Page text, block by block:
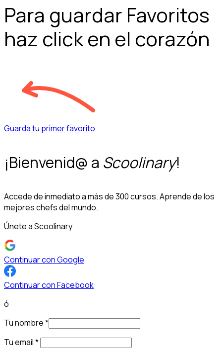
Para guardar Favoritos
haz click en el corazón
Guarda tu primer favorito
¡Bienvenid@ a Scoolinary!
Accede de inmediato a más de 300 cursos. Aprende de los
mejores chefs del mundo.
Únete a Scoolinary
Continuar con Google
Continuar con Facebook
ó
Tu nombre*
Tu email*